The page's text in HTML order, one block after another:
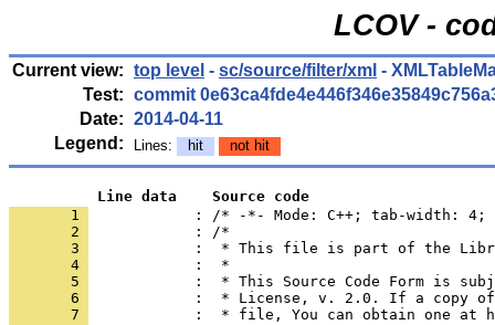
LCOV -
Current view: top level - sc/source/filter/xml -
Test: commit
Date: 2014-04-11
Legend:
Lines: hit not hit
          Line data    Source code
       1
: /* -*- Mode: C++; tab-width:
       2
       3
       4
       5
       6
       7